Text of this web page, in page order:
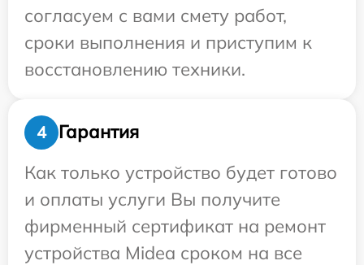
согласуем с вами смету работ,
сроки выполнения и приступим к
восстановлению техники.
4
Гарантия
Как только устройство будет готово
и оплаты услуги Вы получите
фирменный сертификат на ремонт
устройства Midea сроком на все